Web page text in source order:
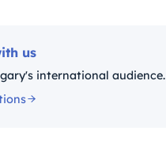
us
international audience.